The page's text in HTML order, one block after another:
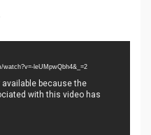
watch?v=-leUMpwQbh4&_=2